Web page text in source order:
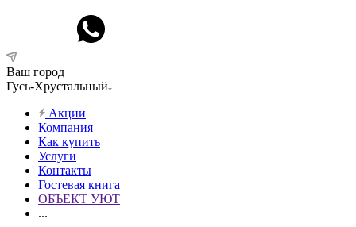
Ваш город
Гусь-Хрустальный
Акции
Компания
Как купить
Услуги
Контакты
Гостевая книга
ОБЪЕКТ УЮТ
...